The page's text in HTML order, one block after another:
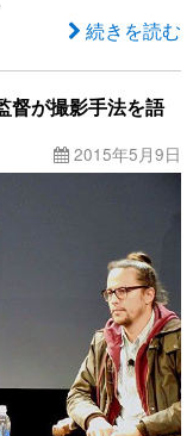
続きを読む
督が撮影手法を語
2015年5月9日